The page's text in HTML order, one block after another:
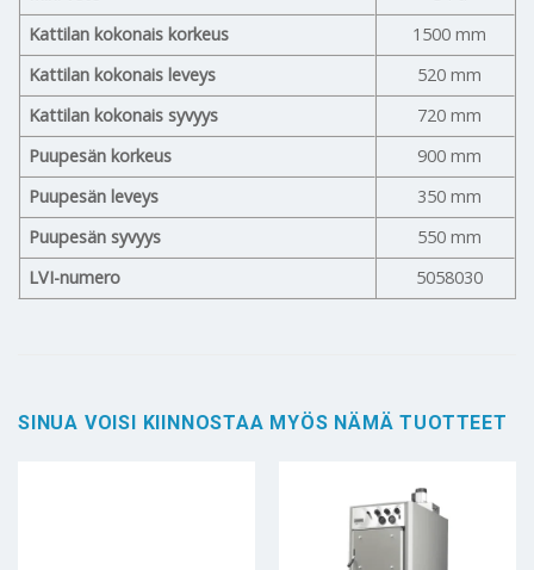
Kattilan kokonais korkeus
1500 mm
Kattilan kokonais leveys
520 mm
Kattilan kokonais syvyys
720 mm
Puupesän korkeus
900 mm
Puupesän leveys
350 mm
Puupesän syvyys
550 mm
LVI-numero
5058030
SINUA VOISI KIINNOSTAA MYÖS NÄMÄ TUOTTEET